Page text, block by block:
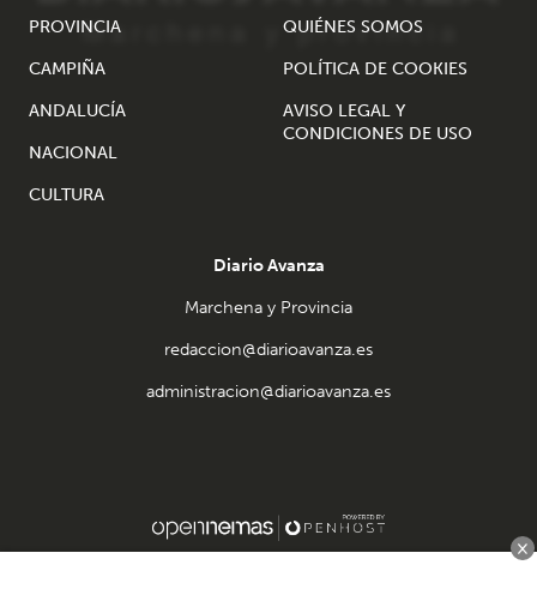
PROVINCIA
CAMPIÑA
ANDALUCÍA
NACIONAL
CULTURA
QUIÉNES SOMOS
POLÍTICA DE COOKIES
AVISO LEGAL Y
CONDICIONES DE USO
Diario Avanza
Marchena y Provincia
redaccion@diarioavanza.es
administracion@diarioavanza.es
×